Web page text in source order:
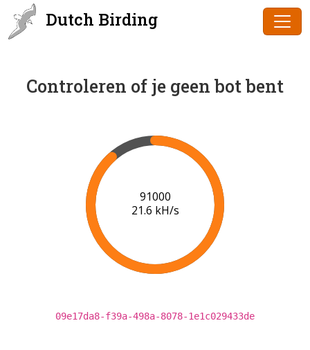
Dutch Birding
Controleren of je geen bot bent
94000
21.0 kH/s
09e17da8-f39a-498a-8078-1e1c029433de